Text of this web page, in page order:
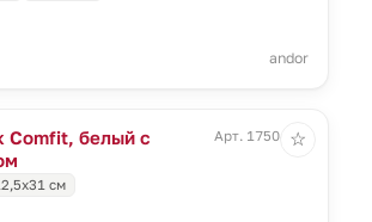
andor
Comfit, белый с
Арт. 17504.94
см
☆